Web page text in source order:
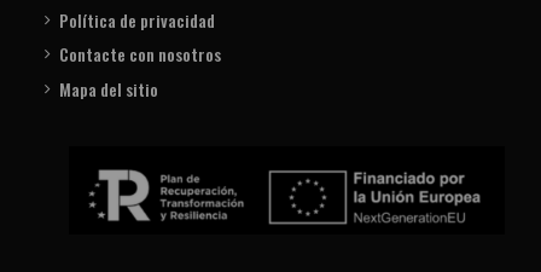
Política de privacidad
Contacte con nosotros
Mapa del sitio